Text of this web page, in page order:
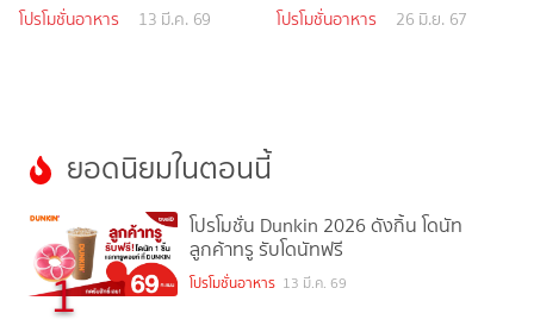
โปรโมชั่นอาหาร 13 มี.ค. 69 โปรโมชั่นอาหาร 26 มิ.ย. 67
ยอดนิยมในตอนนี้
1
โปรโมชั่น Dunkin 2026 ดังกิ้น โดนัท
ลูกค้าทรู รับโดนัทฟรี
โปรโมชั่นอาหาร 13 มี.ค. 69